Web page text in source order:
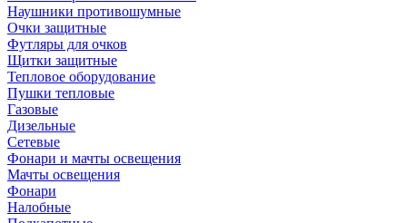
Наушники противошумные
Очки защитные
Футляры для очков
Щитки защитные
Тепловое оборудование
Пушки тепловые
Газовые
Дизельные
Сетевые
Фонари и мачты освещения
Мачты освещения
Фонари
Налобные